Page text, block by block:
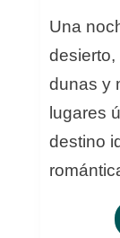
Una
dunas y
lugares
destino